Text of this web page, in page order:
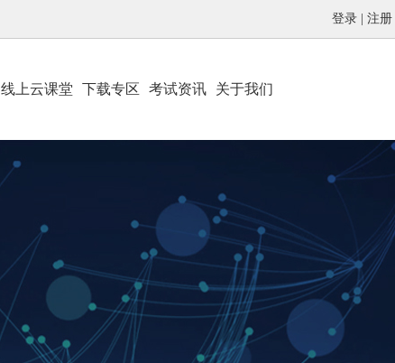
登录 注册
线上云课堂 下载专区 考试资讯 关于我们